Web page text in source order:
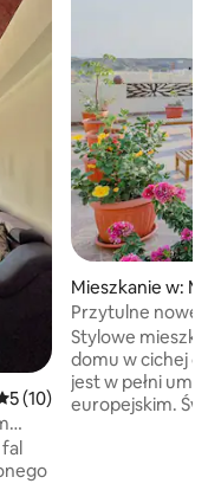
ocena: 5 na 5,
5 (10)
Mieszkanie w:
Przytulne nowe
Alam
Stylowe
domu w cichej
jest w pełni
europejskim.